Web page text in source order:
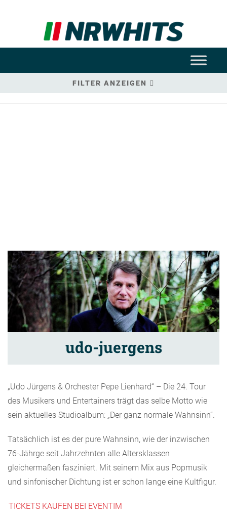
FILTER ANZEIGEN
udo-juergens
„Udo Jürgens & Orchester Pepe Lienhard“ – Die 24. Tour
des Musikers und Entertainers trägt das selbe Motto wie
sein aktuelles Studioalbum: „Der ganz normale Wahnsinn“.
Tatsächlich ist es der pure Wahnsinn, wie der inzwischen
76-Jährge seit Jahrzehnten alle Altersklassen
gleichermaßen fasziniert. Mit seinem Mix aus Popmusik
und sinfonischer Dichtung ist er schon lange eine Kultfigur.
TICKETS KAUFEN BEI EVENTIM